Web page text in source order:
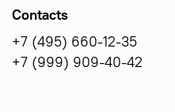
Contacts
+7 (495) 660-12-35
+7 (999) 909-40-42